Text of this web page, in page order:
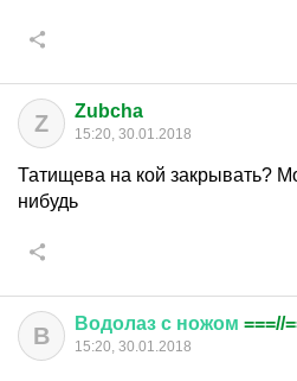
Z Zubcha
15:20, 30.01.2018
Татищева на кой закрывать?
нибудь
В Водолаз с ножом ===//
15:20, 30.01.2018